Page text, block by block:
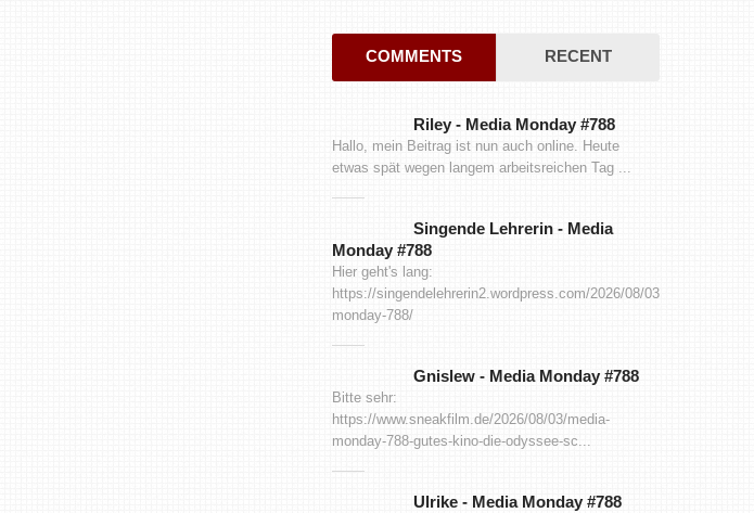
COMMENTS RECENT
Riley- Media Monday #788
Hallo, mein Beitrag ist nun auch online. Heute
etwas spät wegen langem arbeitsreichen Tag ...
Singende Lehrerin- Media
Monday #788
Hier geht's lang:
https://singendelehrerin2.wordpress.com/2026/08/03/media-
monday-788/
Gnislew- Media Monday #788
Bitte sehr:
https://www.sneakfilm.de/2026/08/03/media-
monday-788-gutes-kino-die-odyssee-sc...
Ulrike- Media Monday #788